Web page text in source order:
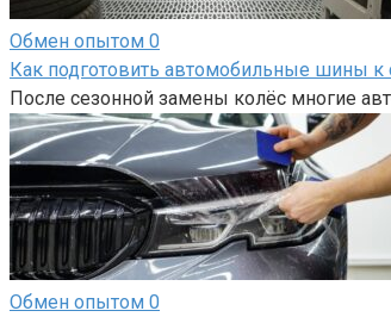
Обмен опытом 0
Как подготовить автомобильные шины к
После сезонной замены колёс многие
Обмен опытом 0